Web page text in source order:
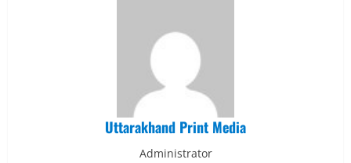
Uttarakhand Print Media
Administrator